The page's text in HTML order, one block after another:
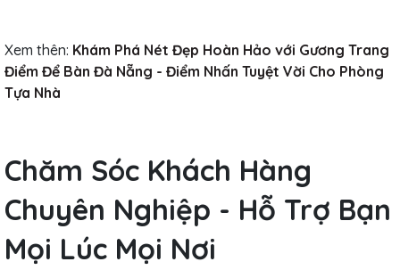
Xem thên: Khám Phá Nét Đẹp Hoàn Hảo với Gương Trang
Điểm Để Bàn Đà Nẵng - Điểm Nhấn Tuyệt Vời Cho Phòng
Tựa Nhà
Chăm Sóc Khách Hàng
Chuyên Nghiệp - Hỗ Trợ Bạn
Mọi Lúc Mọi Nơi